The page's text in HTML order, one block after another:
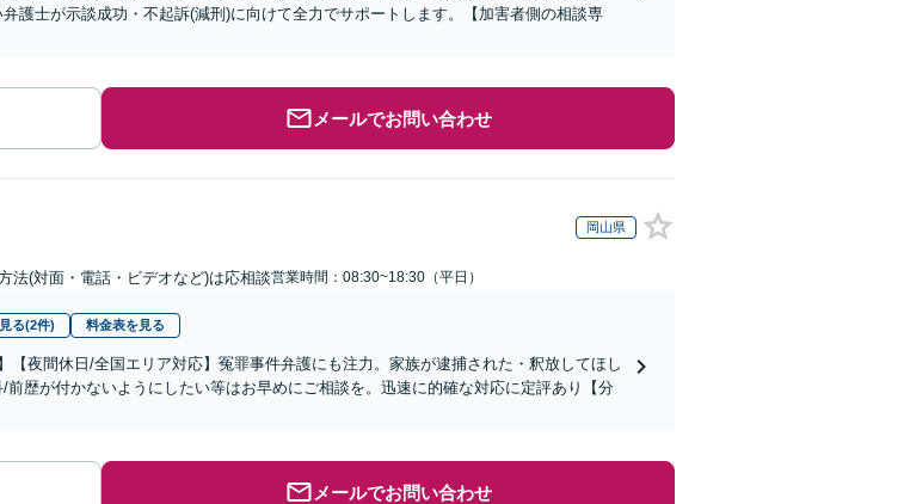
護士が示談成功・不起訴(減刑)に向けて全力でサポートします。【加害者側の相談専
メールでお問い合わせ
岡山県
法(対面・電話・ビデオなど)は応相談営業時間：08:30~18:30（平日）
る(2件) 料金表を見る
【夜間休日/全国エリア対応】冤罪事件弁護にも注力。家族が逮捕された・釈放してほし
前歴が付かないようにしたい等はお早めにご相談を。迅速に的確な対応に定評あり【分
メールでお問い合わせ